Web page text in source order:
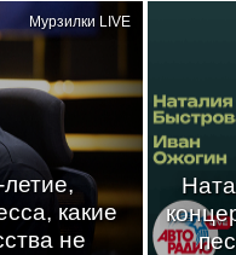
какие
не
Мурзилки LIVE